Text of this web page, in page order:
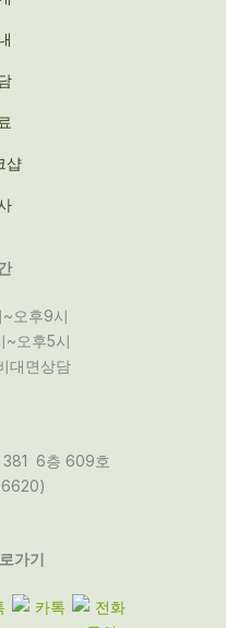
샵
~오후9시
~오후5시
대면상담
381 6층 609호
가기